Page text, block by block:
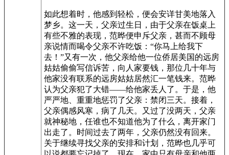
如此想着时，他感到轻松，便会安详甘美地落入
梦乡。这一天，父亲过生日，由于父亲在饭桌上
有些不雅的表现，范晔便申斥父亲，甚而不顾母
亲说情而喝令父亲不许吃饭：“你马上给我下
去！”又有一次，他父亲给他一位侨居美国的远房
姑姑偷偷写信诉苦，向人家要钱，那位几十年与
他家没有联系的远房姑姑居然汇一笔钱来。范晔
认为父亲犯了大错——给他家丢人了。于是，他
严严地、重重地惩罚了父亲：禁闭三天。接着，
父亲偶感风寒，病了几天。又过了没两天，父亲
就神秘地，任谁也不知道他为了什么，离开家门
出走了。时间过去了两年，父亲仍然没有回来。
关于继续寻找父亲的安排和计划，范晔也几乎可